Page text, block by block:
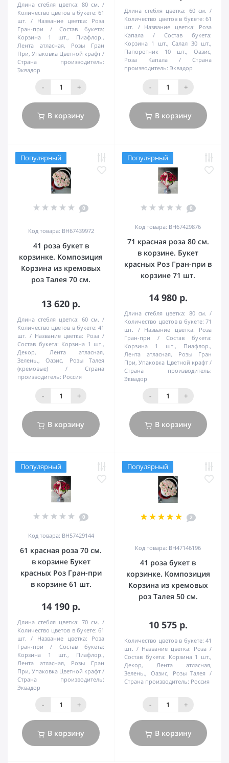
Длина стебля цветка: 80 см.
Количество цветов в букете: 61
шт.
Название цветка:
Роза
Гран-при
Состав букета:
Корзина 1 шт., Пиафлор.,
Лента атласная, Розы Гран
При, Упаковка Цветной крафт
Страна производитель:
Эквадор
- +
В корзину
Длина стебля цветка: 60 см.
Количество цветов в букете: 61
шт.
Название цветка:
Роза
Капала
Состав букета:
Корзина 1 шт., Салал 30 шт.,
Папоротник 10 шт., Оазис,
Роза Капала
Страна
производитель: Эквадор
- +
В корзину
Популярный
0
Код товара: BH67439972
41 роза букет в
корзинке. Композиция
Корзина из кремовых
роз Талея 70 см.
13 620 р.
Длина стебля цветка: 60 см.
Количество цветов в букете: 41
шт.
Название цветка: Роза
Состав букета: Корзина 1 шт.,
Декор, Лента атласная,
Зелень., Оазис, Розы Талея
(кремовые)
Страна
производитель: Россия
- +
В корзину
Популярный
0
Код товара: BH67429876
71 красная роза 80 см.
в корзине. Букет
красных Роз Гран-при в
корзине 71 шт.
14 980 р.
Длина стебля цветка: 80 см.
Количество цветов в букете: 71
шт.
Название цветка:
Роза
Гран-при
Состав букета:
Корзина 1 шт., Пиафлор.,
Лента атласная, Розы Гран
При, Упаковка Цветной крафт
Страна производитель:
Эквадор
- +
В корзину
Популярный
0
Код товара: BH57429144
61 красная роза 70 см.
в корзине Букет
красных Роз Гран-при
в корзине 61 шт.
14 190 р.
Длина стебля цветка: 70 см.
Количество цветов в букете: 61
шт.
Название цветка:
Роза
Гран-при
Состав букета:
Корзина 1 шт., Пиафлор.,
Лента атласная, Розы Гран
При, Упаковка Цветной крафт
Страна производитель:
Эквадор
- +
В корзину
Популярный
2
Код товара: BH47146196
41 роза букет в
корзинке. Композиция
Корзина из кремовых
роз Талея 50 см.
10 575 р.
Количество цветов в букете: 41
шт.
Название цветка: Роза
Состав букета: Корзина 1 шт.,
Декор, Лента атласная,
Зелень., Оазис, Розы Талея
Страна производитель: Россия
- +
В корзину